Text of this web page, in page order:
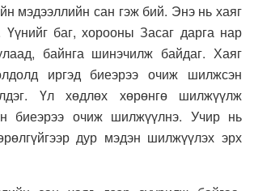
мэдээллийн сан гэж бий. Энэ нь хаяг
Үүнийг баг, хорооны Засаг дарга нар
байнга шинэчилж байдаг. Хаяг
иргэд биеэрээ очиж шилжсэн
Үл хөдлөх хөрөнгө шилжүүлж
биеэрээ очиж шилжүүлнэ. Учир нь
дур мэдэн шилжүүлэх эрх